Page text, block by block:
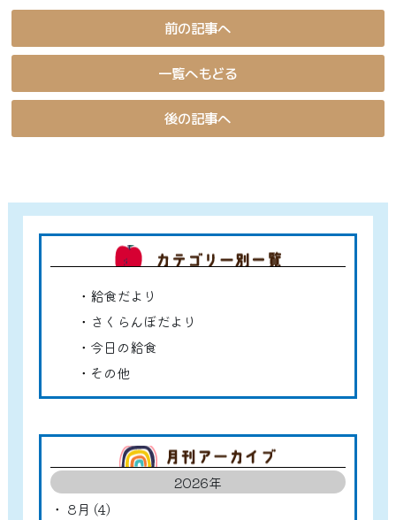
前の記事へ
一覧へもどる
後の記事へ
給食だより
さくらんぼだより
今日の給食
その他
2026年
8月 (4)